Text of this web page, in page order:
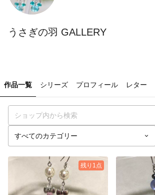
うさぎの羽 GALLERY
作品一覧 シリーズ プロフィール レター
残り1点